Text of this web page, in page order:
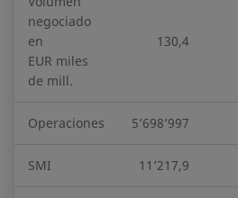
negociado
en
EUR miles
de mill.
130,4
Operaciones 5’698’997
SMI 11’217,9